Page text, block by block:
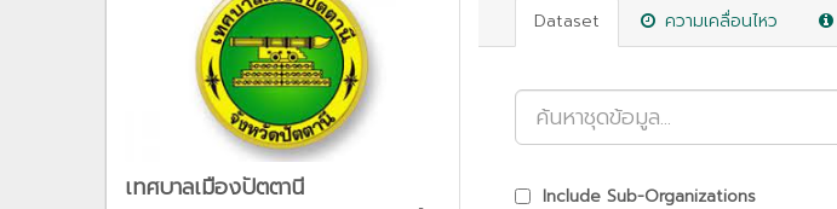
เทศบาลเมืองปัตตานี
Dataset ความเคลื่อนไหว
Include Sub-Organizations